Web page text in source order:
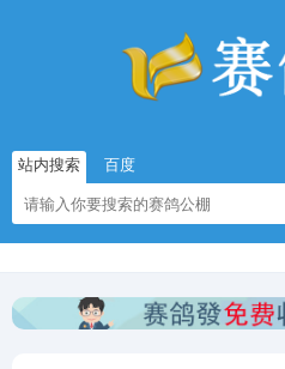
站内搜索 百度